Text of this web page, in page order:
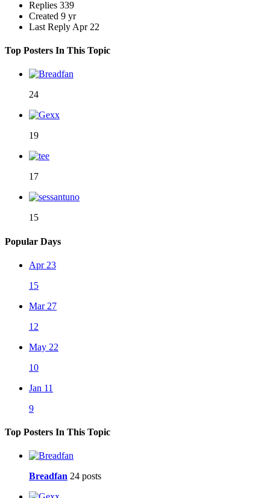
Replies 339
Created 9 yr
Last Reply Apr 22
Top Posters In This Topic
24
19
17
15
Popular Days
Apr 23
15
Mar 27
12
May 22
10
Jan 11
9
Top Posters In This Topic
Breadfan 24 posts